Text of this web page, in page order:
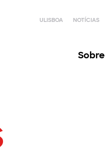
ULISBOA NOTÍCIAS
Sobre